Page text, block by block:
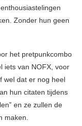
Zonder hun geen
het pretpunkcombo
iets van NOFX, voor
wel dat er nog heel
hun citaten tijdens
en ze zullen de
maken.